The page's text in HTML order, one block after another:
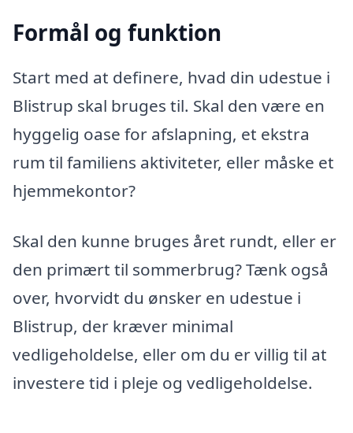
Formål og funktion
Start med at definere, hvad din udestue i
Blistrup skal bruges til. Skal den være en
hyggelig oase for afslapning, et ekstra
rum til familiens aktiviteter, eller måske et
hjemmekontor?
Skal den kunne bruges året rundt, eller er
den primært til sommerbrug? Tænk også
over, hvorvidt du ønsker en udestue i
Blistrup, der kræver minimal
vedligeholdelse, eller om du er villig til at
investere tid i pleje og vedligeholdelse.